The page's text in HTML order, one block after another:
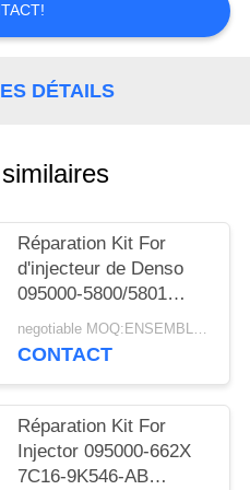
DÉTAILS
Réparation Kit For
d'injecteur de Denso
095000-5800/5801
DLLA153P884
negotiable MOQ:ENSEMBLE 4
CONTACT
Réparation Kit For
Injector 095000-662X
7C16-9K546-AB